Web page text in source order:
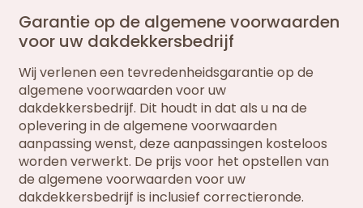
Garantie op de algemene voorwaarden
voor uw dakdekkersbedrijf
Wij verlenen een tevredenheidsgarantie op de
algemene voorwaarden voor uw
dakdekkersbedrijf. Dit houdt in dat als u na de
oplevering in de algemene voorwaarden
aanpassing wenst, deze aanpassingen kosteloos
worden verwerkt. De prijs voor het opstellen van
de algemene voorwaarden voor uw
dakdekkersbedrijf is inclusief correctieronde.